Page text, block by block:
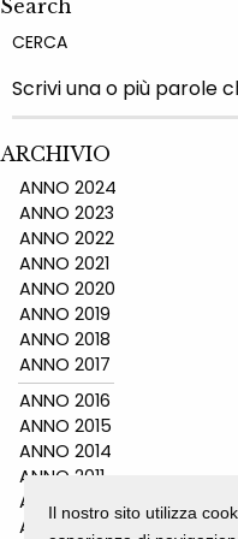
Search
CERCA
ARCHIVIO
ANNO 2024
ANNO 2023
ANNO 2022
ANNO 2021
ANNO 2020
ANNO 2019
ANNO 2018
ANNO 2017
ANNO 2016
ANNO 2015
ANNO 2014
ANNO 2011
ANNO 2010
ANNO 2009
Il nostro sito utilizza